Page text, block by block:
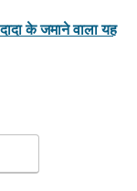
के जमाने वाला यह